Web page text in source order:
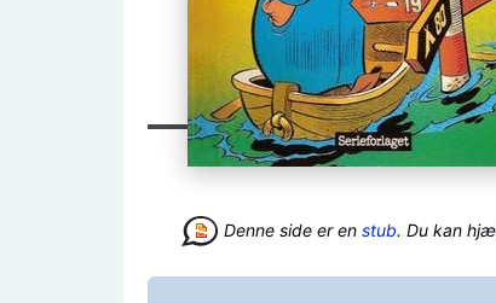
Denne side er en stub. Du kan